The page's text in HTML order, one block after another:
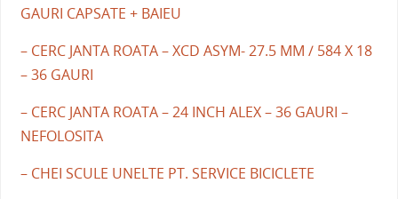
GAURI CAPSATE + BAIEU
– CERC JANTA ROATA – XCD ASYM- 27.5 MM / 584 X 18
– 36 GAURI
– CERC JANTA ROATA – 24 INCH ALEX – 36 GAURI –
NEFOLOSITA
– CHEI SCULE UNELTE PT. SERVICE BICICLETE